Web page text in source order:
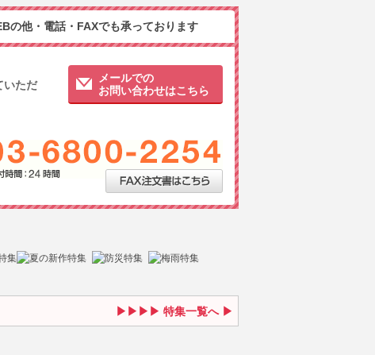
の他・電話・FAXでも承っております
いただ
メールでの
お問い合わせはこちら
特集一覧へ